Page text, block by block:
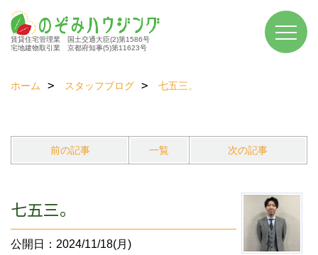
賃貸住宅管理業 国土交通大臣(2)第1586号
宅地建物取引業 京都府知事(5)第11623号
ホーム スタッフブログ 七五三。
前の記事 一覧 次の記事
七五三。
公開日：2024/11/18(月)